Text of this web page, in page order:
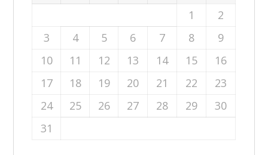
1
2
3
4 5 6 7 8
9
10
11 12 13 14 15
16
17
18 19 20 21 22
23
24
25 26 27 28 29
30
31